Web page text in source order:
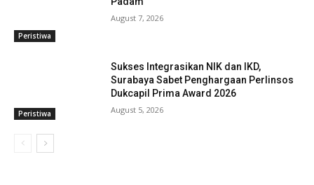
Peristiwa
August 7, 2026
Peristiwa
Sukses Integrasikan NIK dan IKD,
Surabaya Sabet Penghargaan Perlinsos
Dukcapil Prima Award 2026
August 5, 2026